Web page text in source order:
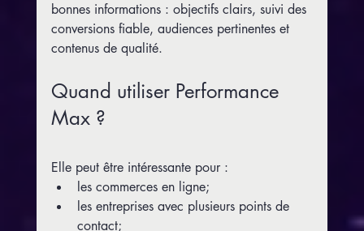
bonnes informations : objectifs clairs, suivi des
conversions fiable, audiences pertinentes et
contenus de qualité.
Quand utiliser Performance
Max ?
Elle peut être intéressante pour :
les commerces en ligne;
les entreprises avec plusieurs points de
contact;